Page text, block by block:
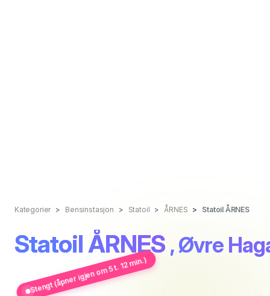
Kategorier Bensinstasjon Statoil ÅRNES Statoil ÅRNES
Statoil ÅRNES , Øvre
Stengt (åpner igjen om 5 t. 12 min.)